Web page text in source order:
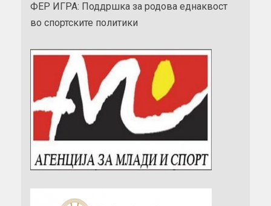
ФЕР ИГРА: Поддршка за родова еднаквост
во спортските политики